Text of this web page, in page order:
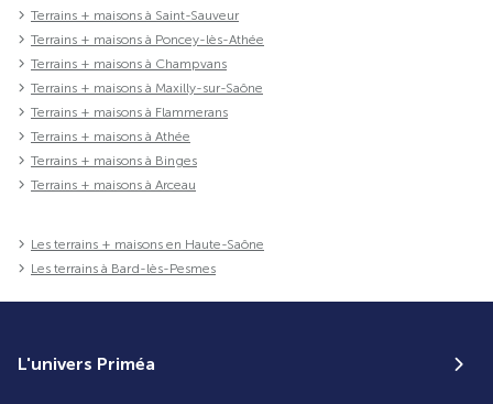
Terrains + maisons à Saint-Sauveur
Terrains + maisons à Poncey-lès-Athée
Terrains + maisons à Champvans
Terrains + maisons à Maxilly-sur-Saône
Terrains + maisons à Flammerans
Terrains + maisons à Athée
Terrains + maisons à Binges
Terrains + maisons à Arceau
Les terrains + maisons en Haute-Saône
Les terrains à Bard-lès-Pesmes
L'univers Priméa